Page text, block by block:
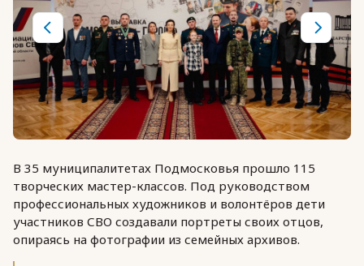
В 35 муниципалитетах Подмосковья прошло 115
творческих мастер-классов. Под руководством
профессиональных художников и волонтёров дети
участников СВО создавали портреты своих отцов,
опираясь на фотографии из семейных архивов.